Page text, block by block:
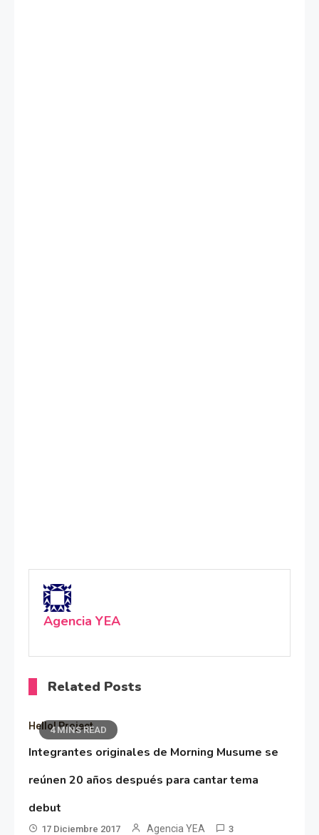
Agencia YEA
Related Posts
4 MINS READ
Hello! Project
Integrantes originales de Morning Musume se
reúnen 20 años después para cantar tema
debut
17 Diciembre 2017 Agencia YEA 3